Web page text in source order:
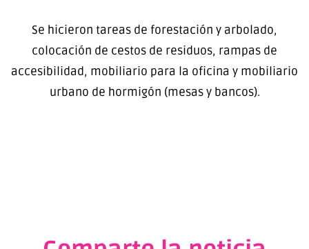
Se hicieron tareas de forestación y arbolado,
colocación de cestos de residuos, rampas de
accesibilidad, mobiliario para la oficina y mobiliario
urbano de hormigón (mesas y bancos).